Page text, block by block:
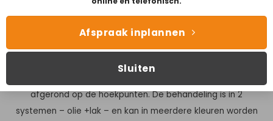
Afspraak inplannen
Sluiten
gemaakt?
uit rustiek eiken, dus met meer noesten, van 4 cm dik
afgerond op de hoekpunten. De behandeling is in 2
systemen – olie +lak – en kan in meerdere kleuren worden